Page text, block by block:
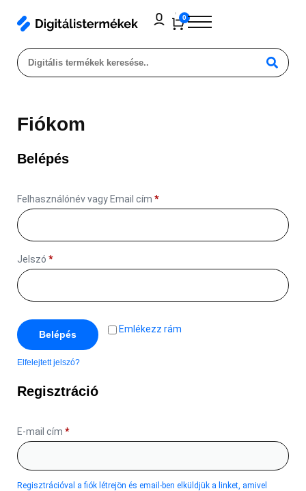
0
Fiókom
Belépés
Felhasználónév vagy Email cím *
Jelszó *
Emlékezz rám
Belépés
Elfelejtett jelszó?
Regisztráció
E-mail cím *
Regisztrációval a fiók létrejön és email-ben elküldjük a linket, amivel